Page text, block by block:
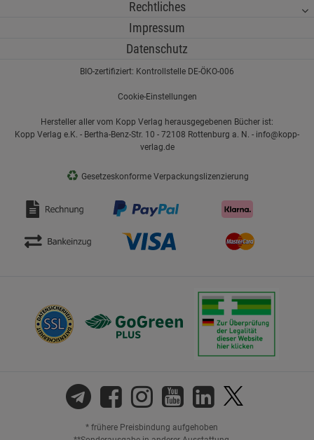
Rechtliches
Impressum
Datenschutz
BIO-zertifiziert: Kontrollstelle DE-ÖKO-006
Cookie-Einstellungen
Hersteller aller vom Kopp Verlag herausgegebenen Bücher ist:
Kopp Verlag e.K. - Bertha-Benz-Str. 10 - 72108 Rottenburg a. N. - info@kopp-
verlag.de
♻ Gesetzeskonforme Verpackungslizenzierung
* frühere Preisbindung aufgehoben